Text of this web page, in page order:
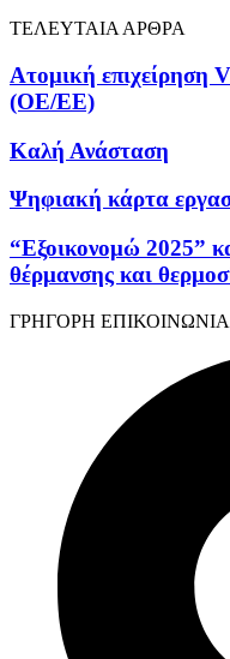
ΤΕΛΕΥΤΑΙΑ ΑΡΘΡΑ
Ατομική επιχείρηση
(OE/EE)
Καλή Ανάσταση
Ψηφιακή κάρτα
“Εξοικονομώ 2025”
θέρμανσης και
ΓΡΗΓΟΡΗ ΕΠΙΚΟΙΝΩΝΙΑ